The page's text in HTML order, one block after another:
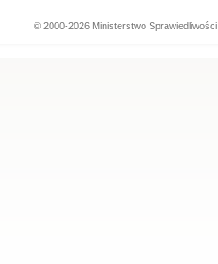
© 2000-2026 Ministerstwo Sprawiedliwości